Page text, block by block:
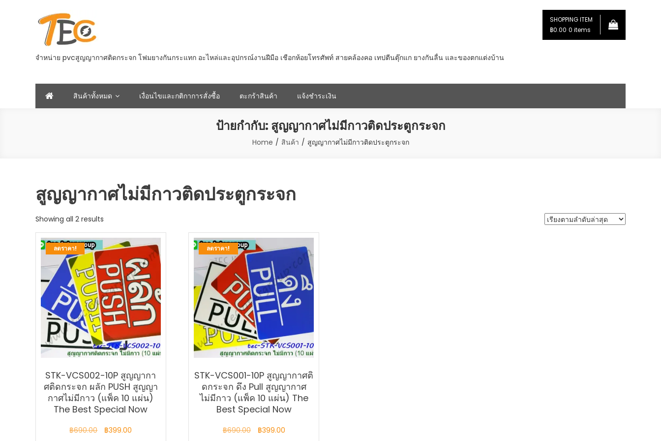
จำหน่าย pvcสูญญากาศติดกระจก โฟมยางกันกระแทก อะไหล่และอุปกรณ์งานฝีมือ เชือกห้อยโทรศัพท์ สายคล้องคอ เทปตีนตุ๊กแก ยางกันลื่น และของตกแต่งบ้าน
SHOPPING ITEM
฿0.00 0 items
สินค้าทั้งหมด เงื่อนไขและกติกาการสั่งซื้อ ตะกร้าสินค้า แจ้งชำระเงิน
ป้ายกำกับ: สูญญากาศไม่มีกาวติดประตูกระจก
Home สินค้า สูญญากาศไม่มีกาวติดประตูกระจก
สูญญากาศไม่มีกาวติดประตูกระจก
Showing all 2 results
by
latest
ลดราคา!
STK-VCS002-10P สูญญากา
ศติดกระจก ผลัก PUSH สูญญา
กาศไม่มีกาว (แพ็ค 10 แผ่น)
The Best Special Now
฿690.00
Original
฿399.00
ลดราคา!
STK-VCS001-10P สูญญากาศติ
ดกระจก ดึง Pull สูญญากาศ
ไม่มีกาว (แพ็ค 10 แผ่น) The
Best Special Now
฿690.00
Original
฿399.00Current